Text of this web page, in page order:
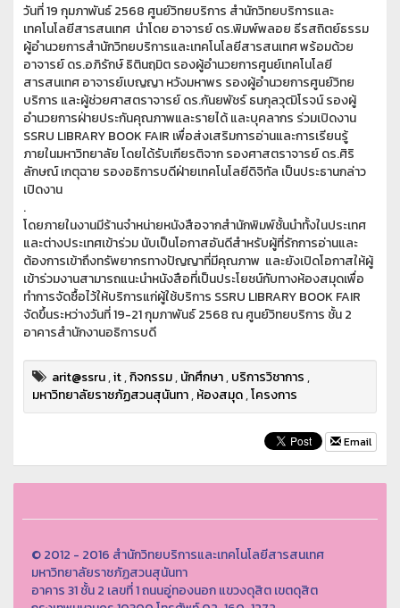
วันที่ 19 กุมภาพันธ์ 2568 ศูนย์วิทยบริการ สำนักวิทยบริการและ
เทคโนโลยีสารสนเทศ นำโดย อาจารย์ ดร.พิมพ์พลอย ธีรสถิตย์ธรรม
ผู้อำนวยการสำนักวิทยบริการและเทคโนโลยีสารสนเทศ พร้อมด้วย
อาจารย์ ดร.อภิรักษ์ ธิตินฤมิต รองผู้อำนวยการศูนย์เทคโนโลยี
สารสนเทศ อาจารย์เบญญา หวังมหาพร รองผู้อำนวยการศูนย์วิทย
บริการ และผู้ช่วยศาสตราจารย์ ดร.กันยพัชร์ ธนกุลวุฒิโรจน์ รองผู้
อำนวยการฝ่ายประกันคุณภาพและรายได้ และบุคลากร ร่วมเปิดงาน
SSRU LIBRARY BOOK FAIR เพื่อส่งเสริมการอ่านและการเรียนรู้
ภายในมหาวิทยาลัย โดยได้รับเกียรติจาก รองศาสตราจารย์ ดร.ศิริ
ลักษณ์ เกตุฉาย รองอธิการบดีฝ่ายเทคโนโลยีดิจิทัล เป็นประธานกล่าว
เปิดงาน
.
โดยภายในงานมีร้านจำหน่ายหนังสือจากสำนักพิมพ์ชั้นนำทั้งในประเทศ
และต่างประเทศเข้าร่วม นับเป็นโอกาสอันดีสำหรับผู้ที่รักการอ่านและ
ต้องการเข้าถึงทรัพยากรทางปัญญาที่มีคุณภาพ และยังเปิดโอกาสให้ผู้
เข้าร่วมงานสามารถแนะนำหนังสือที่เป็นประโยชน์กับทางห้องสมุดเพื่อ
ทำการจัดซื้อไว้ให้บริการแก่ผู้ใช้บริการ SSRU LIBRARY BOOK FAIR
จัดขึ้นระหว่างวันที่ 19-21 กุมภาพันธ์ 2568 ณ ศูนย์วิทยบริการ ชั้น 2
อาคารสำนักงานอธิการบดี
arit@ssru,it,กิจกรรม,นักศึกษา,บริการวิชาการ,
มหาวิทยาลัยราชภัฏสวนสุนันทา,ห้องสมุด,โครงการ
Email
© 2012 - 2016 สำนักวิทยบริการและเทคโนโลยีสารสนเทศ
มหาวิทยาลัยราชภัฏสวนสุนันทา
อาคาร 31 ชั้น 2 เลขที่ 1 ถนนอู่ทองนอก แขวงดุสิต เขตดุสิต